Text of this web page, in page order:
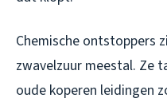
Chemische ontstoppers
zwavelzuur meestal. Ze
oude koperen leidingen